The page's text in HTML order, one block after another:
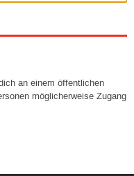
an einem öffentlichen
möglicherweise Zugang